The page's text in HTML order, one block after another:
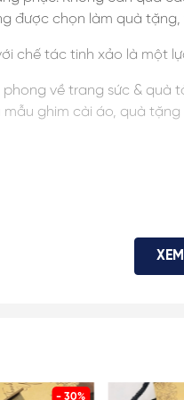
được chọn làm quà tặng,
chế tác tinh xảo là một
phong về trang sức &
ghim cài áo, quà
ở mức nhỏ không ảnh
- 30%